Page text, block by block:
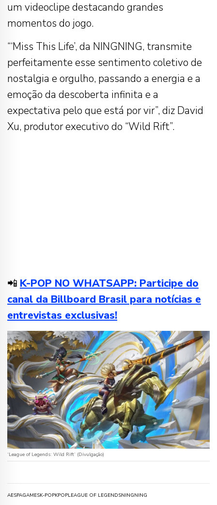
um videoclipe destacando grandes
momentos do jogo.
“‘Miss This Life’, da NINGNING, transmite
perfeitamente esse sentimento coletivo de
nostalgia e orgulho, passando a energia e a
emoção da descoberta infinita e a
expectativa pelo que está por vir”, diz David
Xu, produtor executivo do “Wild Rift”.
📲 K-POP NO WHATSAPP: Participe do
canal da Billboard Brasil para notícias e
entrevistas exclusivas!
‘League of Legends: Wild Rift’ (Divulgação)
AESPAGAMESK-POPKPOPLEAGUE OF LEGENDSNINGNING